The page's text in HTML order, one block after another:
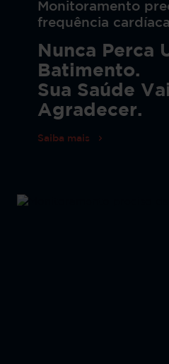
Monitoramento
frequência cardíaca
Nunca Perca
Batimento.
Sua Saúde
Agradecer.
Saiba mais